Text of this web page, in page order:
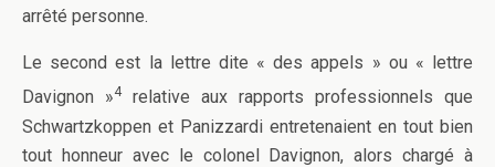
arrêté personne.
Le second est la lettre dite « des appels » ou « lettre
Davignon »4relative aux rapports professionnels que
Schwartzkoppen et Panizzardi entretenaient en tout bien
tout honneur avec le colonel Davignon, alors chargé à